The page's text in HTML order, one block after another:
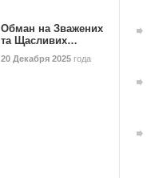
Обман на Зважених
та Щасливих…
20 Декабря 2025 года